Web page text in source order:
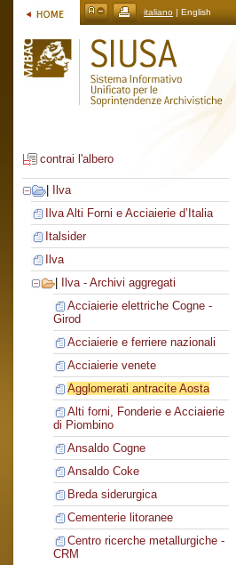
italiano | English
contrai l'albero
Ilva
Ilva Alti Forni e Acciaierie d’Italia
Italsider
Ilva
Ilva - Archivi aggregati
Acciaierie elettriche Cogne -
Girod
Acciaierie e ferriere nazionali
Acciaierie venete
Agglomerati antracite Aosta
Alti forni, Fonderie e Acciaierie
di Piombino
Ansaldo Cogne
Ansaldo Coke
Breda siderurgica
Cementerie litoranee
Centro ricerche metallurgiche -
CRM